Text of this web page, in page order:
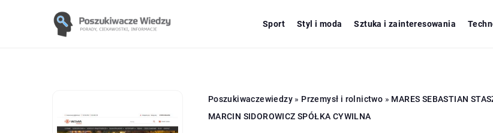
Sport Styl i moda Sztuka i zainteresowania
Poszukiwaczewiedzy» Przemysł i rolnictwo » MARES SEBASTIAN
MARCIN SIDOROWICZ SPÓŁKA CYWILNA